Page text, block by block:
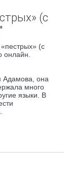
(с
(с
онлайн.
Адамова, она
много
языки. В